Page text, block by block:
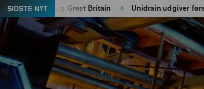
Spring
til
indhold
SIDSTE NYT
EU og Great Britain Unidrain udgiver første